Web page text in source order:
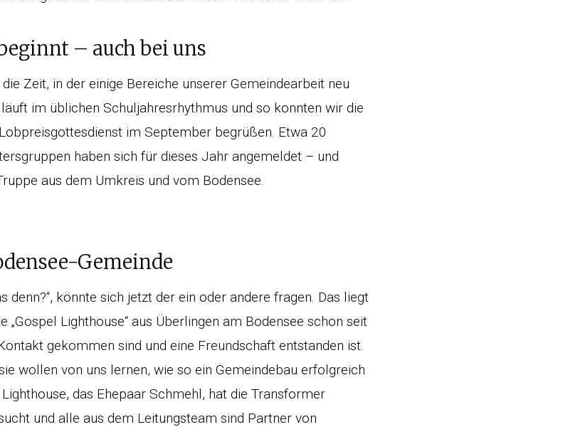
– auch bei uns
Zeit, in der einige Bereiche unserer Gemeindearbeit neu
im üblichen Schuljahresrhythmus und so konnten wir die
im September begrüßen. Etwa 20
haben sich für dieses Jahr angemeldet – und
aus dem Umkreis und vom Bodensee.
Gemeinde
denn?“, könnte sich jetzt der ein oder andere fragen. Das liegt
„Gospel Lighthouse“ aus Überlingen am Bodensee schon seit
gekommen sind und eine Freundschaft entstanden ist.
wollen von uns lernen, wie so ein Gemeindebau erfolgreich
das Ehepaar Schmehl, hat die Transformer
und alle aus dem Leitungsteam sind Partner von